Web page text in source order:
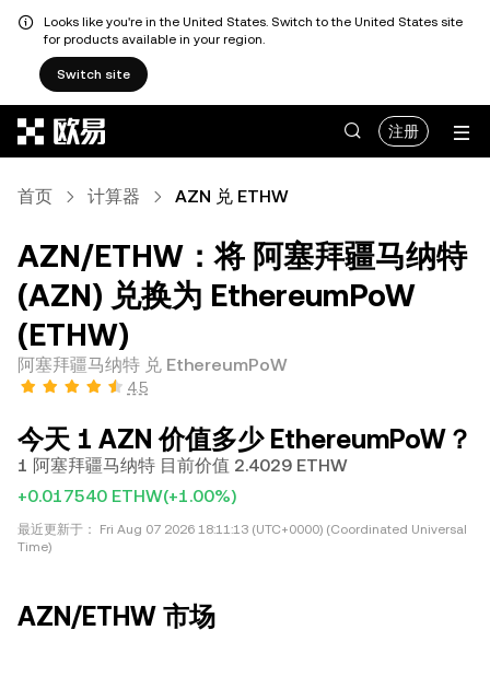
Looks like you're in the United States. Switch to the United States site
for products available in your region.
Switch site
注册
首页 计算器 AZN 兑 ETHW
AZN/ETHW：将 阿塞拜疆马纳特
(AZN) 兑换为 EthereumPoW
(ETHW)
阿塞拜疆马纳特 兑 EthereumPoW
4.5
今天 1 AZN 价值多少 EthereumPoW？
1 阿塞拜疆马纳特 目前价值 2.4029 ETHW
+0.017540 ETHW(+1.00%)
最近更新于：
Fri Aug 07 2026 18:11:13 (UTC+0000) (Coordinated Universal
Time)
AZN/ETHW 市场